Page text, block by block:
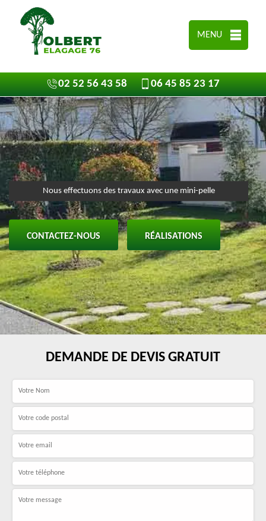
MENU
02 52 56 43 58 06 45 85 23 17
Nous effectuons des travaux avec une mini-pelle
CONTACTEZ-NOUS RÉALISATIONS
DEMANDE DE DEVIS GRATUIT